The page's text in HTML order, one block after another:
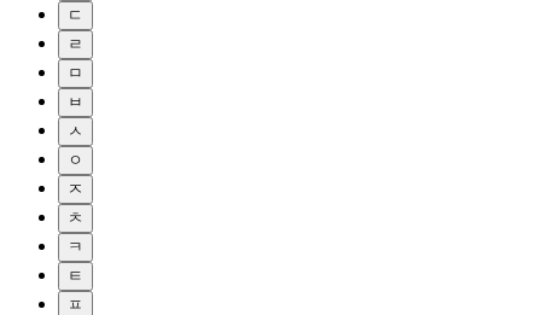
ㄷ
ㄹ
ㅁ
ㅂ
ㅅ
ㅇ
ㅈ
ㅊ
ㅋ
ㅌ
ㅍ